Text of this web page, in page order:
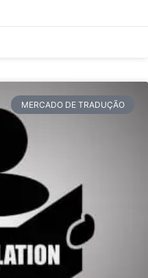
MERCADO DE TRADUÇÃO